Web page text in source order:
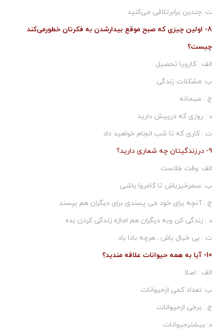
ت :چندین برابرتلافی می‌كنید
8- اولین چیزی كه صبح موقع بیدارشدن به فكرتان خطورمی‌كند
چیست؟
الف : كارویا تحصیل
ب: مشكلات زندگی
ج : صبحانه
د : روزی كه درپیش دارید
ت : كاری كه تا شب انجام خواهید داد
9- درزندگیتان چه شعاری دارید؟
الف :وقت طلاست
ب: سحرخیزباش تا كامروا باشی
ج : آنچه برای خود می پسندی برای دیگران هم بپسند
د : زندگی كن وبه دیگران هم اجازه زندگی كردن بده
ت : بی خیال باش , هرچه بادا باد
10- آیا به همه حیوانات علاقه مندید؟
الف : اصلا
ب: تعداد كمی ازحیوانات
ج : برخی ازحیوانات
د: بیشترحیوانات